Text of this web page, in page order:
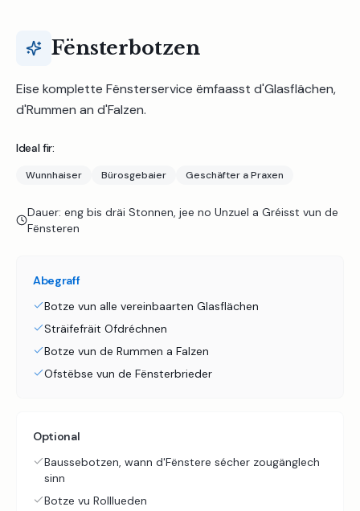
Fënsterbotzen
Eise komplette Fënsterservice ëmfaasst d'Glasflächen,
d'Rummen an d'Falzen.
Ideal fir:
Wunnhaiser Bürosgebaier Geschäfter a Praxen
Dauer: eng bis dräi Stonnen, jee no Unzuel a Gréisst vun de
Fënsteren
Abegraff
Botze vun alle vereinbaarten Glasflächen
Sträifefräit Ofdréchnen
Botze vun de Rummen a Falzen
Ofstëbse vun de Fënsterbrieder
Optional
Baussebotzen, wann d'Fënstere sécher zougänglech
sinn
Botze vu Rolllueden